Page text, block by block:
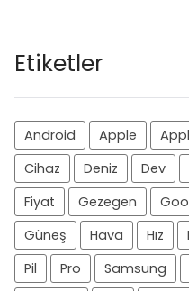
Etiketler
Android Apple
Cihaz
Deniz Dev
Fiyat
Gezegen
Güneş
Hava Hız
Pil
Pro Samsung